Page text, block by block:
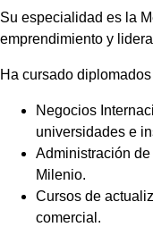
Su especialidad es la
emprendimiento y
Ha cursado diplomados
Negocios
universidades e
Administración
Milenio.
Cursos de
comercial.